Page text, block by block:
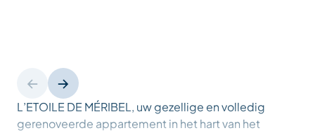
L’ETOILE DE MÉRIBEL, uw gezellige en volledig
gerenoveerde appartement in het hart van het